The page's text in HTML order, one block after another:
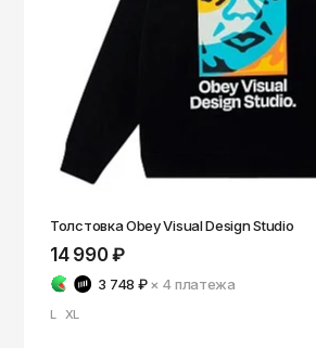
Толстовка Obey Visual Design Studio
14 990 ₽
3 748 ₽ × 4платежа
L XL